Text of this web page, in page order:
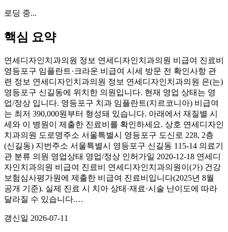
로딩 중...
핵심 요약
연세디자인치과의원 정보 연세디자인치과의원 비급여 진료비
영등포구 임플란트·크라운 비급여 시세 방문 전 확인사항 관
련 정보 연세디자인치과의원 정보 연세디자인치과의원 은(는)
영등포구 신길동에 위치한 의원입니다. 현재 영업 상태는 영
업/정상 입니다. 영등포구 치과 임플란트(지르코니아) 비급여
는 최저 390,000원부터 형성돼 있습니다. 아래에서 재질별 시
세와 이 병원이 제출한 진료비를 확인하세요. 상호 연세디자인
치과의원 도로명주소 서울특별시 영등포구 도신로 228, 2층
(신길동) 지번주소 서울특별시 영등포구 신길동 115-14 의료기
관 분류 의원 영업상태 영업/정상 인허가일 2020-12-18 연세디
자인치과의원 비급여 진료비 연세디자인치과의원이(가) 건강
보험심사평가원에 제출한 비급여 진료비입니다(2025년 8월
공개 기준). 실제 진료 시 치아 상태·재료·시술 난이도에 따라
달라질 수 있습니다.…
갱신일 2026-07-11